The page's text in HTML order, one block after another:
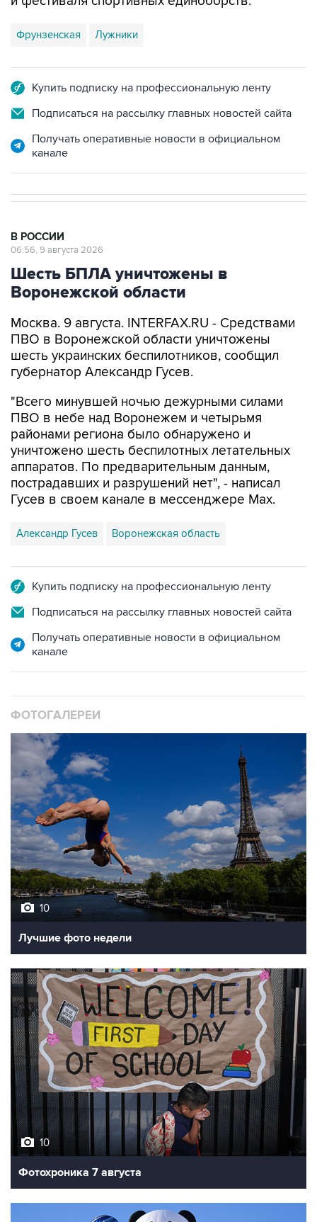
Фрунзенская Лужники
Купить подписку на профессиональную ленту
Подписаться на рассылку главных новостей сайта
Получать оперативные новости в официальном
канале
В РОССИИ
06:56, 9 августа 2026
Шесть БПЛА уничтожены в
Воронежской области
Москва. 9 августа. INTERFAX.RU - Средствами
ПВО в Воронежской области уничтожены
шесть украинских беспилотников, сообщил
губернатор Александр Гусев.
"Всего минувшей ночью дежурными силами
ПВО в небе над Воронежем и четырьмя
районами региона было обнаружено и
уничтожено шесть беспилотных летательных
аппаратов. По предварительным данным,
пострадавших и разрушений нет", - написал
Гусев в своем канале в мессенджере Max.
Александр Гусев Воронежская область
Купить подписку на профессиональную ленту
Подписаться на рассылку главных новостей сайта
Получать оперативные новости в официальном
канале
ФОТОГАЛЕРЕИ
10
Лучшие фото недели
10
Фотохроника 7 августа